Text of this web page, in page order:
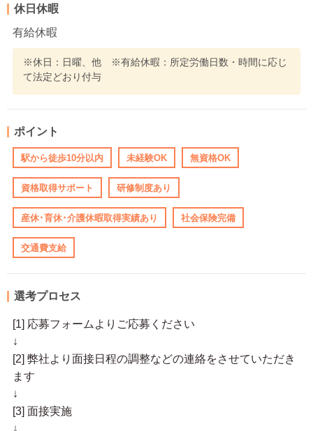
休日休暇
有給休暇
※休日：日曜、他 ※有給休暇：所定労働日数・時間に応じ
て法定どおり付与
ポイント
駅から徒歩10分以内 未経験OK 無資格OK
資格取得サポート 研修制度あり
産休･育休･介護休暇取得実績あり 社会保険完備
交通費支給
選考プロセス
[1] 応募フォームよりご応募ください
↓
[2] 弊社より面接日程の調整などの連絡をさせていただき
ます
↓
[3] 面接実施